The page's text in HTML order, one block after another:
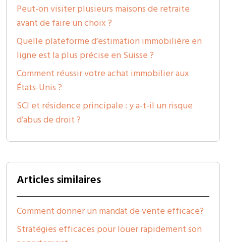
Peut-on visiter plusieurs maisons de retraite
avant de faire un choix ?
Quelle plateforme d’estimation immobilière en
ligne est la plus précise en Suisse ?
Comment réussir votre achat immobilier aux
États-Unis ?
SCI et résidence principale : y a-t-il un risque
d’abus de droit ?
Articles similaires
Comment donner un mandat de vente efficace?
Stratégies efficaces pour louer rapidement son